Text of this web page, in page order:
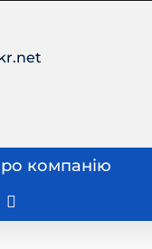
компанію